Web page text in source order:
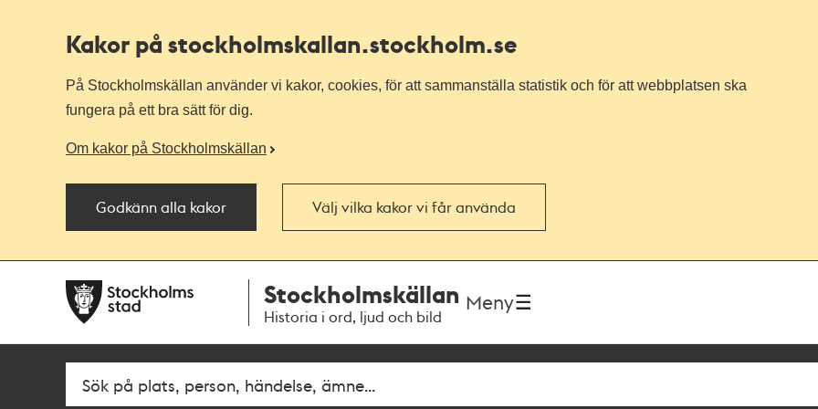
Kakor på stockholmskallan.stockholm.se
På Stockholmskällan använder vi kakor, cookies, för att sammanställa statistik och för att webbplatsen ska
fungera på ett bra sätt för dig.
Om kakor på Stockholmskällan
Godkänn alla kakor Välj vilka kakor vi får använda
navigationen
huvudinnehållet
Stockholmskällan
Historia i ord, ljud och bild
Meny
SökFritextsök